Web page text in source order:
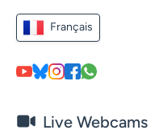
Français
Live Webcams